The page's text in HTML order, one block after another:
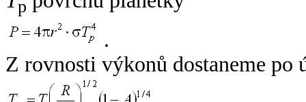
p
.
Z rovnosti výkonů dostaneme po